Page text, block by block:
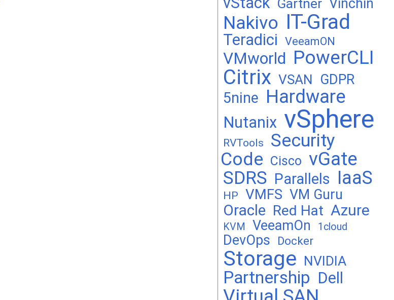
Gartner Vinchin
Nakivo IT-Grad
Teradici VeeamON
VMworld PowerCLI
Citrix VSAN GDPR
5nine Hardware
Nutanix vSphere
RVTools
Security
Code Cisco vGate
SDRS Parallels IaaS
HP VMFS VM Guru
Oracle Red Hat Azure
KVM VeeamOn 1cloud
DevOps Docker
Storage NVIDIA
Partnership Dell